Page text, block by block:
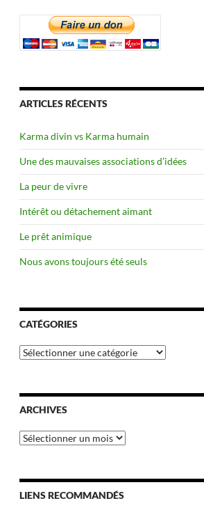
ARTICLES RÉCENTS
Karma divin vs Karma humain
Une des mauvaises associations d’idées
La peur de vivre
Intérêt ou détachement aimant
Le prêt animique
Nous avons toujours été seuls
CATÉGORIES
Catégories
ARCHIVES
Archives
LIENS RECOMMANDÉS